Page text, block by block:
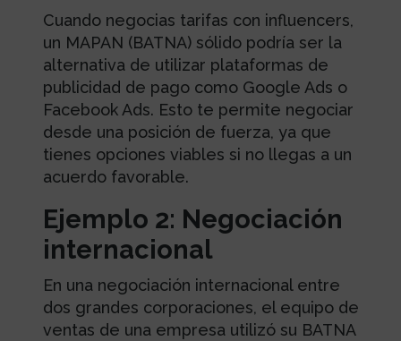
Cuando negocias tarifas con influencers,
un MAPAN (BATNA) sólido podría ser la
alternativa de utilizar plataformas de
publicidad de pago como Google Ads o
Facebook Ads. Esto te permite negociar
desde una posición de fuerza, ya que
tienes opciones viables si no llegas a un
acuerdo favorable.
Ejemplo 2: Negociación
internacional
En una negociación internacional entre
dos grandes corporaciones, el equipo de
ventas de una empresa utilizó su BATNA